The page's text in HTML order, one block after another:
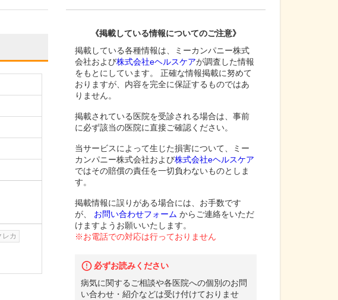
レカ
《掲載している情報についてのご注意》
掲載している各種情報は、ミーカンパニー株式
会社および株式会社eヘルスケアが調査した情報
をもとにしています。 正確な情報掲載に努めて
おりますが、内容を完全に保証するものではあ
りません。
掲載されている医院を受診される場合は、事前
に必ず該当の医院に直接ご確認ください。
当サービスによって生じた損害について、ミー
カンパニー株式会社および株式会社eヘルスケア
ではその賠償の責任を一切負わないものとしま
す。
掲載情報に誤りがある場合には、お手数です
が、
お問い合わせフォーム からご連絡をいただ
けますようお願いいたします。
※お電話での対応は行っておりません
必ずお読みください
病気に関するご相談や各医院への個別のお問
い合わせ・紹介などは受け付けておりませ